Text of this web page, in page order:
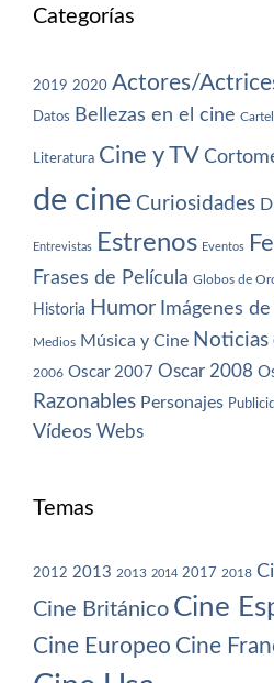
Categorías
2019 2020 Actores/
Datos Bellezas en el cine
Literatura Cine y TV
de cine Curiosidades
Entrevistas Estrenos Eventos
Frases de Película Globos de
Historia Humor Imágenes
Medios Música y Cine Noticias
2006 Oscar 2007 Oscar 2008
Razonables Personajes
Vídeos Webs
Temas
2012 2013 2013 2014 2017 2018
Cine Británico Cine
Cine Europeo Cine